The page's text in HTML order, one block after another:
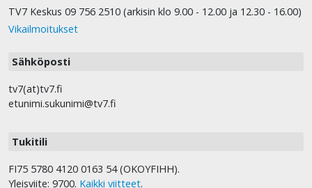
TV7 Keskus 09 756 2510 (arkisin klo 9.00 - 12.00 ja 12.30 - 16.00)
Vikailmoitukset
Sähköposti
tv7(at)tv7.fi
etunimi.sukunimi@tv7.fi
Tukitili
FI75 5780 4120 0163 54 (OKOYFIHH).
Yleisviite: 9700. Kaikki viitteet.